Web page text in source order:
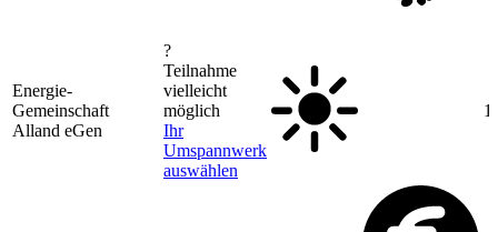
Energie-
Gemeinschaft
Alland eGen
?
Teilnahme
vielleicht
möglich
Ihr
Umspannwerk
auswählen